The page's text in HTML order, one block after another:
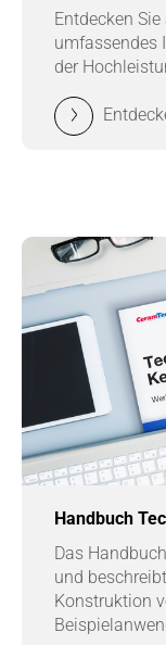
Entdecken
umfassendes
der
Handbuch
Das
und
Konstruktion